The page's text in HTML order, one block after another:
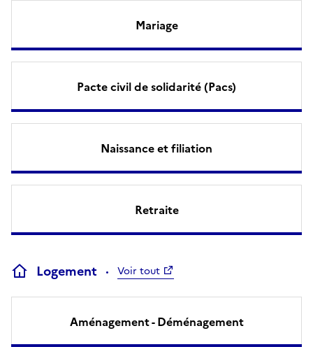
Mariage
Pacte civil de solidarité (Pacs)
Naissance et filiation
Retraite
Logement Voir tout
Aménagement - Déménagement